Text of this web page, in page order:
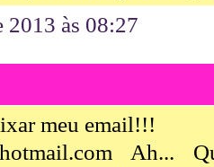
2013 às 08:27
meu email!!!
Ah...